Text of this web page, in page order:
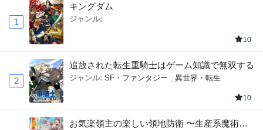
1
キングダム
ジャンル:
10
2
追放された転生重騎士はゲーム知識で無双する
ジャンル: SF・ファンタジー 異世界・転生
10
お気楽領主の楽しい領地防衛 〜生産系魔術で